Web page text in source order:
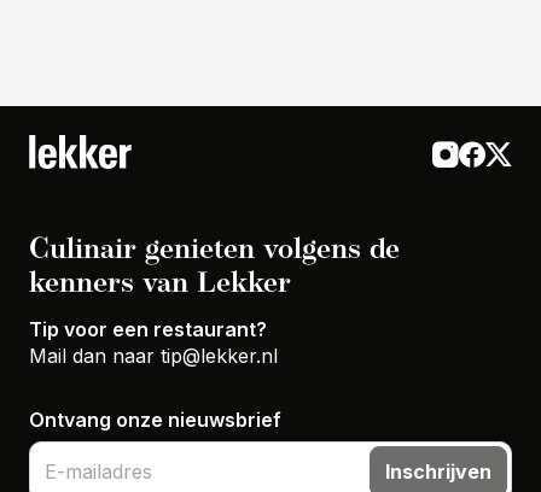
Culinair genieten volgens de
kenners van Lekker
Tip voor een restaurant?
Mail dan naar tip@lekker.nl
Ontvang onze nieuwsbrief
Inschrijven